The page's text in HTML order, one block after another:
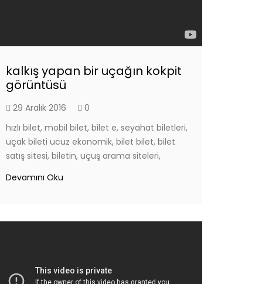
kalkış yapan bir uçağın kokpit
görüntüsü
29 Aralık 2016
0
hızlı bilet, mobil bilet, bilet e, seyahat biletleri,
uçak bileti ucuz ekonomik, bilet bilet, bilet
satış sitesi, biletin, uçuş arama siteleri,
Devamını Oku